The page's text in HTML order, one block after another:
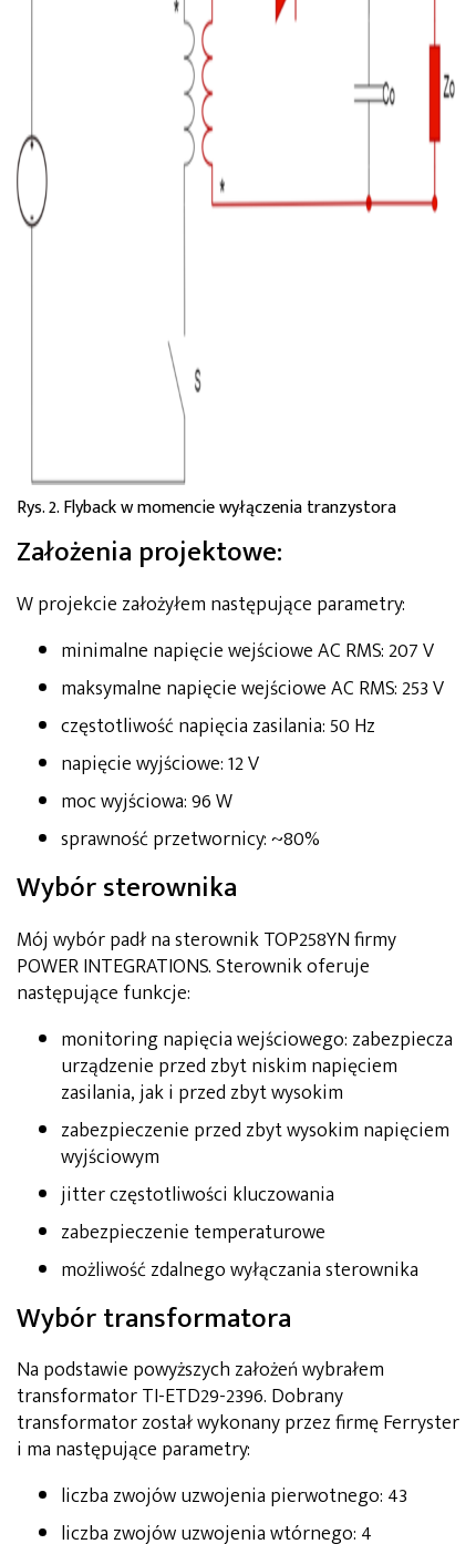
Rys. 2. Flyback w momencie wyłączenia tranzystora
Założenia projektowe:
W projekcie założyłem następujące parametry:
minimalne napięcie wejściowe AC RMS: 207 V
maksymalne napięcie wejściowe AC RMS: 253 V
częstotliwość napięcia zasilania: 50 Hz
napięcie wyjściowe: 12 V
moc wyjściowa: 96 W
sprawność przetwornicy: ~80%
Wybór sterownika
Mój wybór padł na sterownik TOP258YN firmy
POWER INTEGRATIONS. Sterownik oferuje
następujące funkcje:
monitoring napięcia wejściowego: zabezpiecza
urządzenie przed zbyt niskim napięciem
zasilania, jak i przed zbyt wysokim
zabezpieczenie przed zbyt wysokim napięciem
wyjściowym
jitter częstotliwości kluczowania
zabezpieczenie temperaturowe
możliwość zdalnego wyłączania sterownika
Wybór transformatora
Na podstawie powyższych założeń wybrałem
transformator TI-ETD29-2396. Dobrany
transformator został wykonany przez firmę Ferryster
i ma następujące parametry:
liczba zwojów uzwojenia pierwotnego: 43
liczba zwojów uzwojenia wtórnego: 4